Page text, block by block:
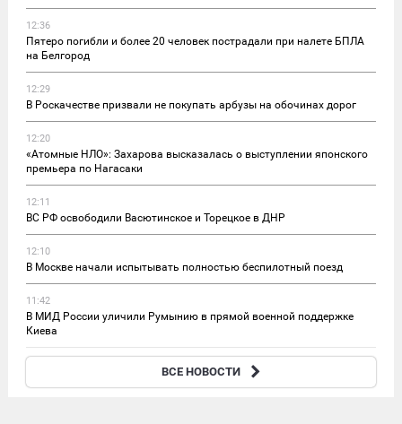
12:36
Пятеро погибли и более 20 человек пострадали при налете БПЛА
на Белгород
12:29
В Роскачестве призвали не покупать арбузы на обочинах дорог
12:20
«Атомные НЛО»: Захарова высказалась о выступлении японского
премьера по Нагасаки
12:11
ВС РФ освободили Васютинское и Торецкое в ДНР
12:10
В Москве начали испытывать полностью беспилотный поезд
11:42
В МИД России уличили Румынию в прямой военной поддержке
Киева
Володин призвал запретить продажу вейпов в регионах
ВСЕ НОВОСТИ